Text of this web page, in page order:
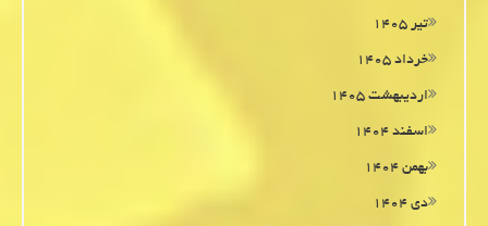
تیر ۱۴۰۵
خرداد ۱۴۰۵
اردیبهشت ۱۴۰۵
اسفند ۱۴۰۴
بهمن ۱۴۰۴
دی ۱۴۰۴